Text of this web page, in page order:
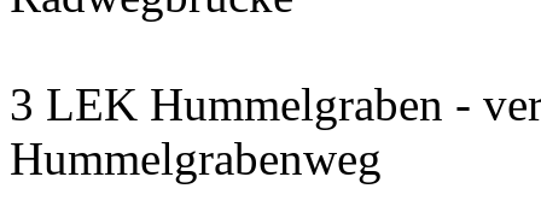
3 LEK Hummelgraben -
Hummelgrabenweg